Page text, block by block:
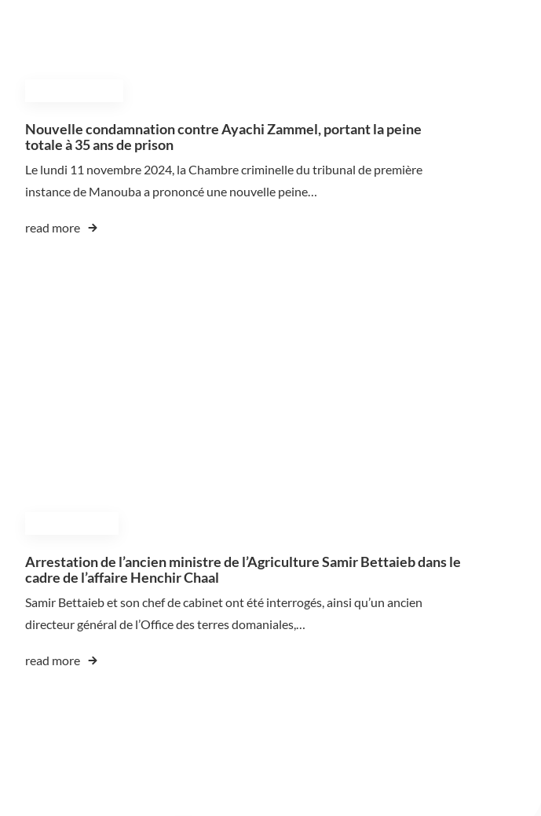
Nouvelle condamnation contre Ayachi Zammel, portant la peine
totale à 35 ans de prison
Le lundi 11 novembre 2024, la Chambre criminelle du tribunal de première
instance de Manouba a prononcé une nouvelle peine…
read more
Arrestation de l’ancien ministre de l’Agriculture Samir Bettaieb dans le
cadre de l’affaire Henchir Chaal
Samir Bettaieb et son chef de cabinet ont été interrogés, ainsi qu’un ancien
directeur général de l’Office des terres domaniales,…
read more